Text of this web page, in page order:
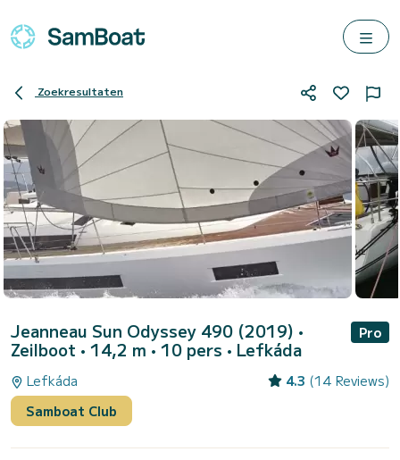
Zoekresultaten
Jeanneau Sun Odyssey 490 (2019) •
Zeilboot • 14,2 m • 10 pers • Lefkáda
Pro
Lefkáda 4.3 (14 Reviews)
Samboat Club